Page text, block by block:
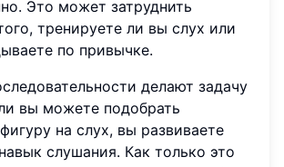
Это может затруднить
тренируете ли вы слух или
по привычке.
делают задачу
вы можете подобрать
на слух, вы развиваете
слушания. Как только это